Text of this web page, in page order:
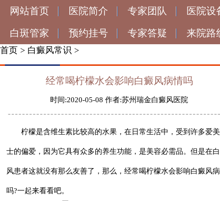
网站首页 医院简介 专家团队 医院设
白斑管家 预约挂号 专家答疑 来院路
首页 > 白癜风常识 >
经常喝柠檬水会影响白癜风病情吗
时间:2020-05-08 作者:苏州瑞金白癜风医院
柠檬是含维生素比较高的水果，在日常生活中，受到许多爱
士的偏爱，因为它具有众多的养生功能，是美容必需品。但是在
风患者这就没有那么友善了，那么， 经常喝柠檬水会影响白癜风
吗?一起来看看吧。